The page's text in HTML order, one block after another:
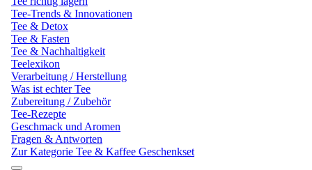
Tee-Trends & Innovationen
Tee & Detox
Tee & Fasten
Tee & Nachhaltigkeit
Teelexikon
Verarbeitung / Herstellung
Was ist echter Tee
Zubereitung / Zubehör
Tee-Rezepte
Geschmack und Aromen
Fragen & Antworten
Zur Kategorie Tee & Kaffee Geschenkset